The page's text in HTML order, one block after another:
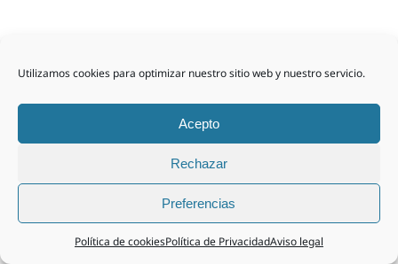
Utilizamos cookies para optimizar nuestro sitio web y nuestro servicio.
Acepto
Rechazar
Preferencias
Política de cookiesPolítica de PrivacidadAviso legal